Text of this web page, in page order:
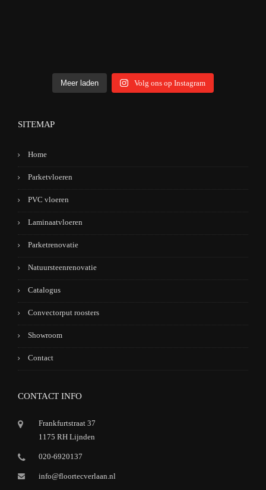
Meer laden Volg ons op Instagram
SITEMAP
Home
Parketvloeren
PVC vloeren
Laminaatvloeren
Parketrenovatie
Natuursteenrenovatie
Catalogus
Convectorput roosters
Showroom
Contact
CONTACT INFO
Frankfurtstraat 37
1175 RH Lijnden
020-6920137
info@floortecverlaan.nl